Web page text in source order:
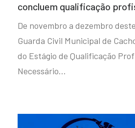
concluem qualificação
De novembro a dezembro
Guarda Civil Municipal de
do Estágio de Qualificação
Necessário…